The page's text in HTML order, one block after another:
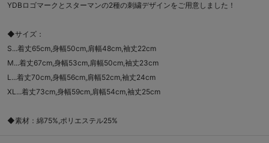
YDBロゴマークとスターマンの2種の刺繍デザインをご用意しました！
◆サイズ：
S...着丈65cm,身幅50cm,肩幅48cm,袖丈22cm
M...着丈67cm,身幅53cm,肩幅50cm,袖丈23cm
L...着丈70cm,身幅56cm,肩幅52cm,袖丈24cm
XL...着丈73cm,身幅59cm,肩幅54cm,袖丈25cm
◆素材：綿75%,ポリエステル25%